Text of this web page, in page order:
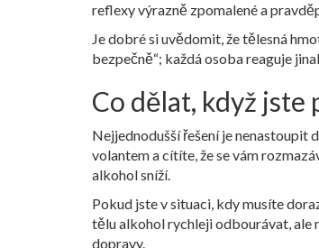
reflexy výrazně zpomalené a
Je dobré si uvědomit, že tělesná
bezpečně“; každá osoba reaguje
Co dělat, když jste
Nejjednodušší řešení je nenastoupit
volantem a cítíte, že se vám
alkohol sníží.
Pokud jste v situaci, kdy musíte
tělu alkohol rychleji odbourávat, ale
dopravy.